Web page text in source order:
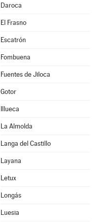
Daroca
El Frasno
Escatrón
Fombuena
Fuentes de Jiloca
Gotor
Illueca
La Almolda
Langa del Castillo
Layana
Letux
Longás
Luesia